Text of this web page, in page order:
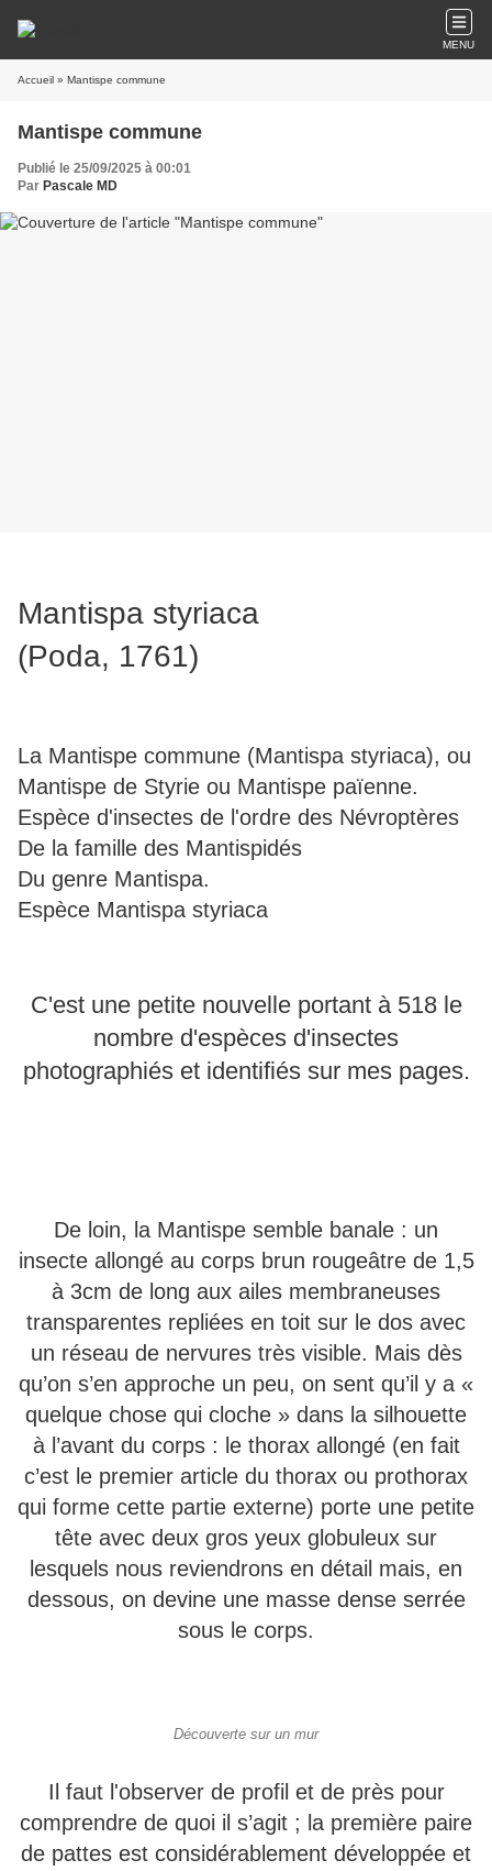
MENU
Accueil » Mantispe commune
Mantispe commune
Publié le 25/09/2025 à 00:01
Par Pascale MD
Mantispa styriaca
(Poda, 1761)
La Mantispe commune (Mantispa styriaca), ou
Mantispe de Styrie ou Mantispe païenne.
Espèce d'insectes de l'ordre des Névroptères
De la famille des Mantispidés
Du genre Mantispa.
Espèce Mantispa styriaca
C'est une petite nouvelle portant à 518 le
nombre d'espèces d'insectes
photographiés et identifiés sur mes pages.
De loin, la Mantispe semble banale : un
insecte allongé au corps brun rougeâtre de 1,5
à 3cm de long aux ailes membraneuses
transparentes repliées en toit sur le dos avec
un réseau de nervures très visible. Mais dès
qu’on s’en approche un peu, on sent qu’il y a «
quelque chose qui cloche » dans la silhouette
à l’avant du corps : le thorax allongé (en fait
c’est le premier article du thorax ou prothorax
qui forme cette partie externe) porte une petite
tête avec deux gros yeux globuleux sur
lesquels nous reviendrons en détail mais, en
dessous, on devine une masse dense serrée
sous le corps.
Découverte sur un mur
Il faut l'observer de profil et de près pour
comprendre de quoi il s’agit ; la première paire
de pattes est considérablement développée et